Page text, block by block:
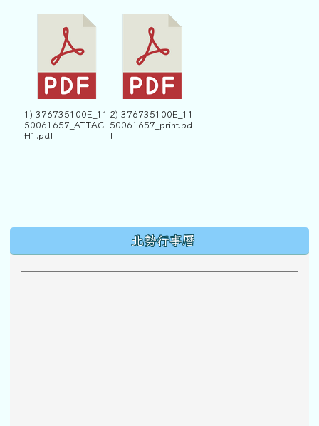
1) 376735100E_11
50061657_ATTAC
H1.pdf
2) 376735100E_11
50061657_print.pd
f
北勢行事曆